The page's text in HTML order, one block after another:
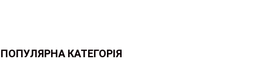
ПОПУЛЯРНА КАТЕГОРІЯ